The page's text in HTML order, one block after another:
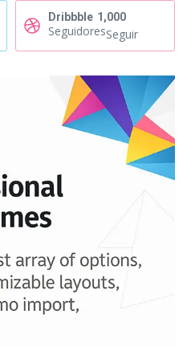
Dribbble 1,000
SeguidoresSeguir